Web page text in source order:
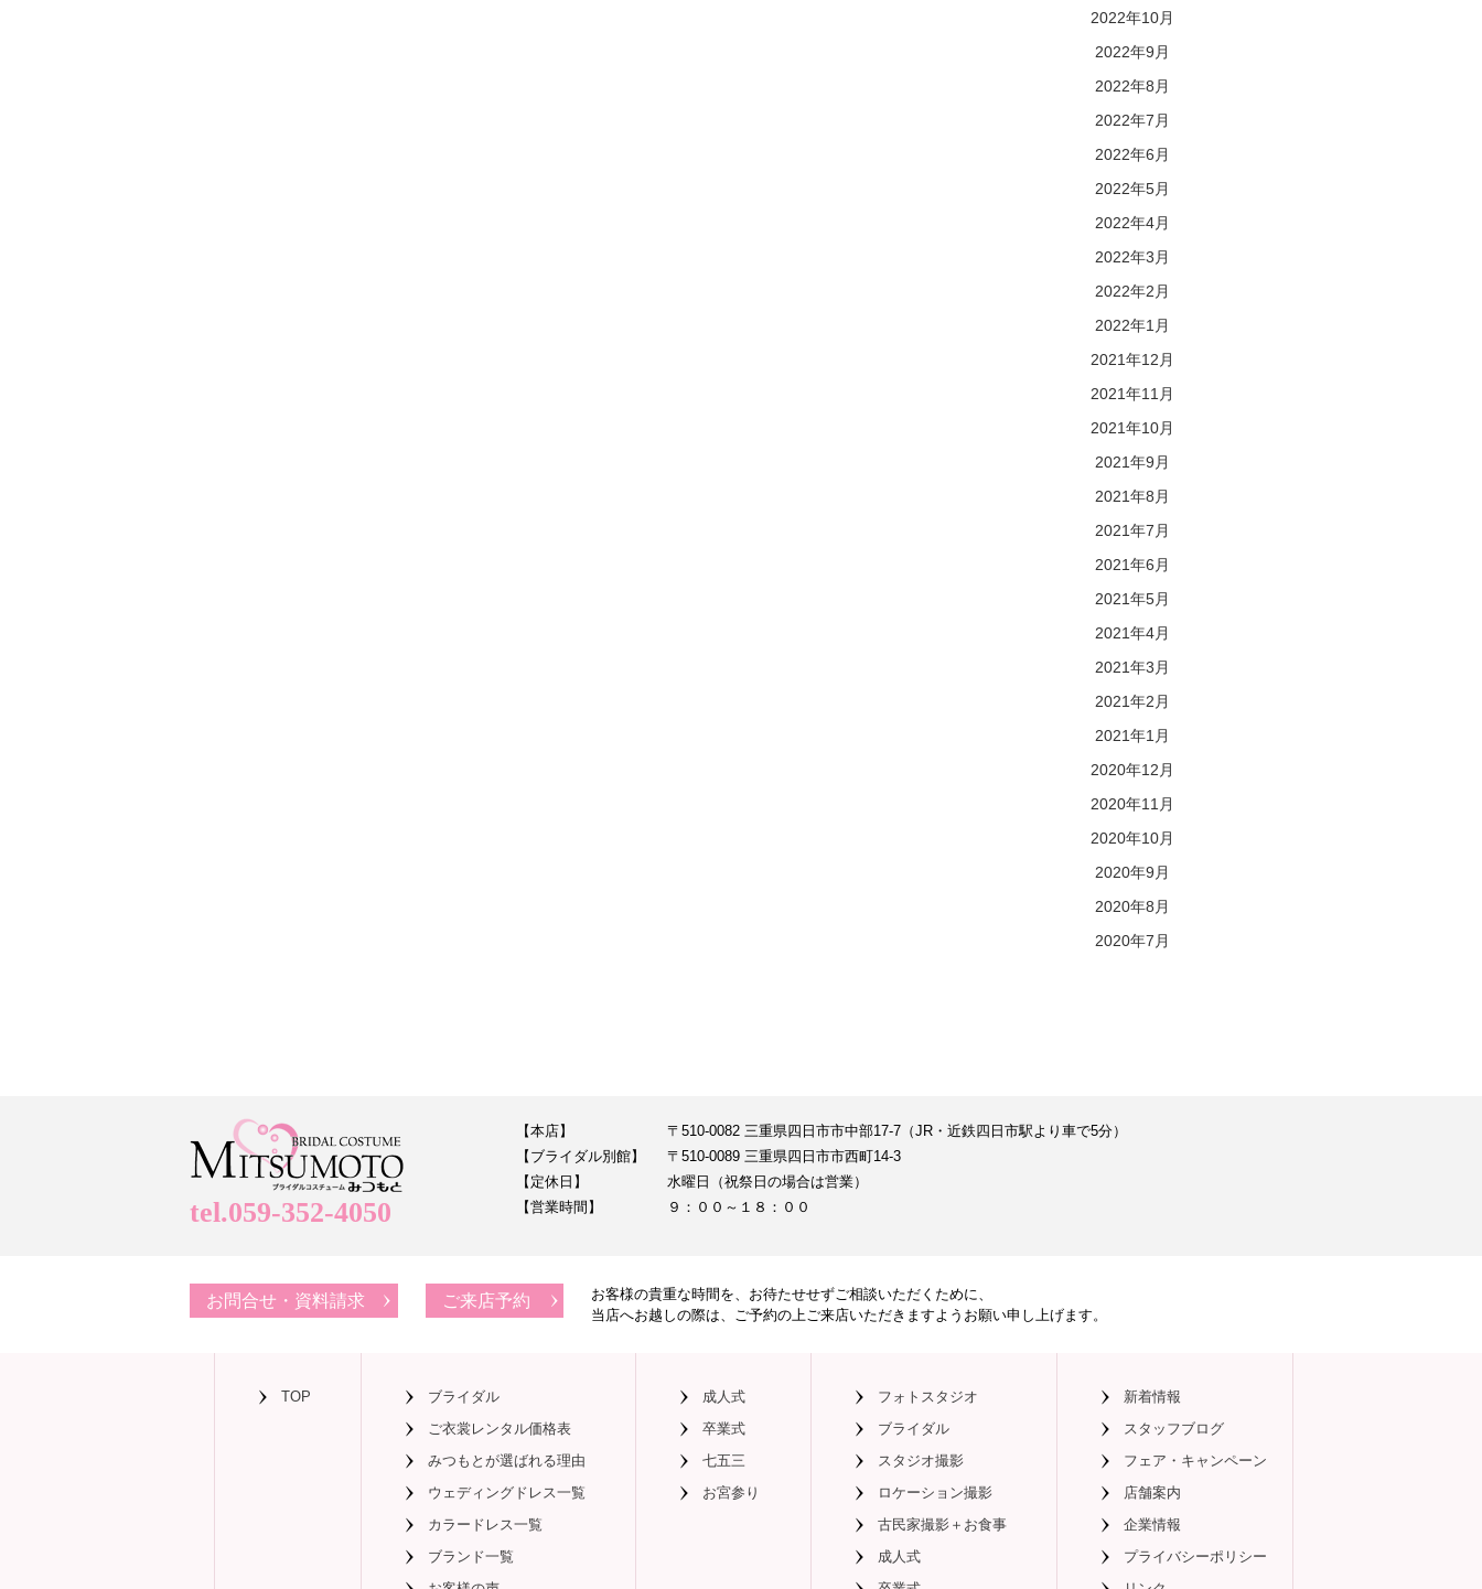
2022年10月
2022年9月
2022年8月
2022年7月
2022年6月
2022年5月
2022年4月
2022年3月
2022年2月
2022年1月
2021年12月
2021年11月
2021年10月
2021年9月
2021年8月
2021年7月
2021年6月
2021年5月
2021年4月
2021年3月
2021年2月
2021年1月
2020年12月
2020年11月
2020年10月
2020年9月
2020年8月
2020年7月
tel.059-352-4050
【本店】
〒510-0082 三重県四日市市中部17-7（JR・近鉄四日市駅より車で5分）
【ブライダル別館】
〒510-0089 三重県四日市市西町14-3
【定休日】
水曜日（祝祭日の場合は営業）
【営業時間】
９：００～１８：００
お問合せ・資料請求 ご来店予約
お客様の貴重な時間を、お待たせせずご相談いただくために、
当店へお越しの際は、 ご予約の上ご来店いただきますようお願い申し上げます。
TOP
ブライダル
ご衣裳レンタル価格表
みつもとが選ばれる理由
ウェディングドレス一覧
カラードレス一覧
ブランド一覧
成人式
卒業式
七五三
お宮参り
フォトスタジオ
ブライダル
スタジオ撮影
ロケーション撮影
古民家撮影＋お食事
成人式
新着情報
スタッフブログ
フェア・キャンペーン
店舗案内
企業情報
プライバシーポリシー